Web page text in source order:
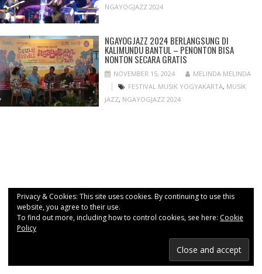
NGAYOGJAZZ 2024
NGAYOGJAZZ 2024 BERLANGSUNG DI
KALIMUNDU BANTUL – PENONTON BISA
NONTON SECARA GRATIS
NOVEMBER 15, 2024
MELINDA MELINDA
FESTIVAL MUSIK YOGYAKARTA, MUSIK
JAZZ, NGAYOGJAZZ 2024
Privacy & Cookies: This site uses cookies. By continuing to use this
website, you agree to their use.
To find out more, including how to control cookies, see here: Cookie
Policy